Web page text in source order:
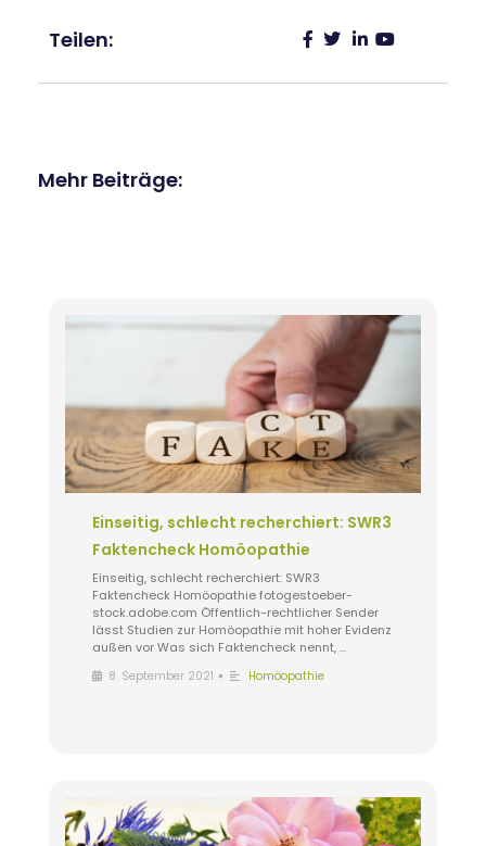
Teilen:
Mehr Beiträge:
Einseitig, schlecht recherchiert: SWR3
Faktencheck Homöopathie
Einseitig, schlecht recherchiert: SWR3
Faktencheck Homöopathie fotogestoeber-
stock.adobe.com Öffentlich-rechtlicher Sender
lässt Studien zur Homöopathie mit hoher Evidenz
außen vor Was sich Faktencheck nennt, …
8. September 2021 • Homöopathie